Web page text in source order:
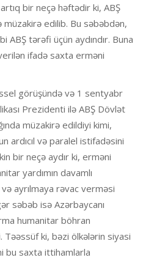
bir neçə həftədir ki, ABŞ
edilib. Bu səbəbdən,
ABŞ tərəfi üçün aydındır. Buna
ifadə saxta erməni
görüşündə və 1 sentyabr
Prezidenti ilə ABŞ Dövlət
müzakirə edildiyi kimi,
ardıcıl və paralel istifadəsini
bir neçə aydır ki, erməni
yardımın davamlı
ayrılmaya rəvac verməsi
səbəb isə Azərbaycanı
humanitar böhran
ki, bəzi ölkələrin siyasi
bu saxta ittihamlarla